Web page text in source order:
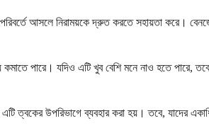
আসলে নিরাময়কে দ্রুত করতে সহায়তা করে।
পারে। যদিও এটি খুব বেশি মনে নাও হতে
এটি ত্বকের উপরিভাগে ব্যবহার করা হয়। তবে, যাদের